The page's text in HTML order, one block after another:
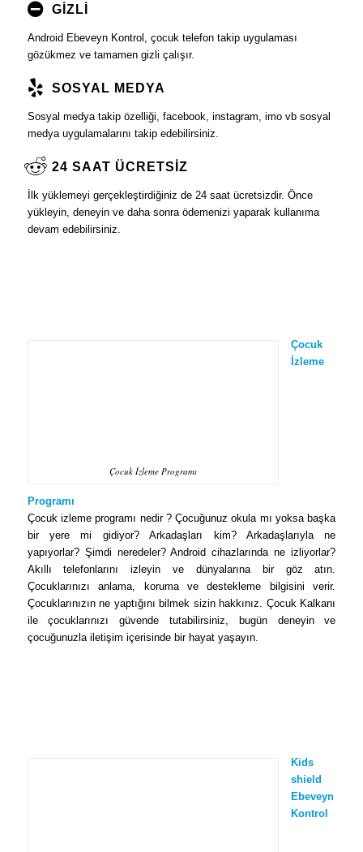
GİZLİ
Android Ebeveyn Kontrol, çocuk telefon takip uygulaması
gözükmez ve tamamen gizli çalışır.
SOSYAL MEDYA
Sosyal medya takip özelliği, facebook, instagram, imo vb sosyal
medya uygulamalarını takip edebilirsiniz.
24 SAAT ÜCRETSİZ
İlk yüklemeyi gerçekleştirdiğiniz de 24 saat ücretsizdir. Önce
yükleyin, deneyin ve daha sonra ödemenizi yaparak kullanıma
devam edebilirsiniz.
Çocuk İzleme Programı
Çocuk
İzleme
Programı
Çocuk izleme programı nedir ? Çocuğunuz okula mı yoksa başka
bir yere mi gidiyor? Arkadaşları kim? Arkadaşlarıyla ne
yapıyorlar? Şimdi neredeler? Android cihazlarında ne izliyorlar?
Akıllı telefonlarını izleyin ve dünyalarına bir göz atın.
Çocuklarınızı anlama, koruma ve destekleme bilgisini verir.
Çocuklarınızın ne yaptığını bilmek sizin hakkınız. Çocuk Kalkanı
ile çocuklarınızı güvende tutabilirsiniz, bugün deneyin ve
çocuğunuzla iletişim içerisinde bir hayat yaşayın.
Kids
shield
Ebeveyn
Kontrol